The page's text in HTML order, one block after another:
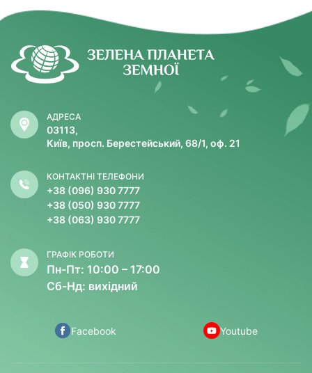
АДРЕСА
03113,
Київ, просп. Берестейський, 68/1, оф. 21
КОНТАКТНІ ТЕЛЕФОНИ
+38 (096) 930 7777
+38 (050) 930 7777
+38 (063) 930 7777
ГРАФІК РОБОТИ
Пн-Пт: 10:00 – 17:00
Сб-Нд: вихідний
Facebook Youtube